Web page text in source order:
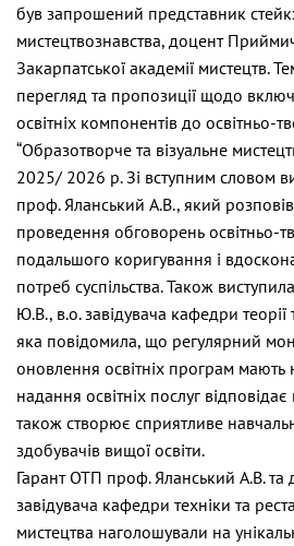
був запрошений представник
мистецтвознавства, доцент
Закарпатської академії мистецтв.
перегляд та пропозиції щодо
освітніх компонентів до освітньо-
“Образотворче та візуальне
2025/ 2026 р. Зі вступним словом
проф. Яланський А.В., який
проведення обговорень освітньо-
подальшого коригування і
потреб суспільства. Також
Ю.В., в.о. завідувача кафедри теорії
яка повідомила, що регулярний
оновлення освітніх програм мають
надання освітніх послуг
також створює сприятливе
здобувачів вищої освіти.
Гарант ОТП проф. Яланський А.В. та
завідувача кафедри техніки та
мистецтва наголошували на